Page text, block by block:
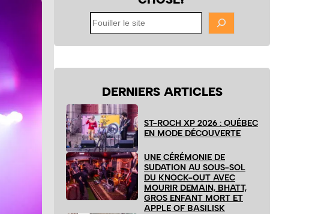
Fouiller
le
site
DERNIERS ARTICLES
ST-ROCH XP 2026 : QUÉBEC
EN MODE DÉCOUVERTE
UNE CÉRÉMONIE DE
SUDATION AU SOUS-SOL
DU KNOCK-OUT AVEC
MOURIR DEMAIN, BHATT,
GROS ENFANT MORT ET
APPLE OF BASILISK